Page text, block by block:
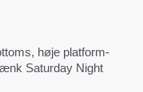
høje platform-
Saturday Night